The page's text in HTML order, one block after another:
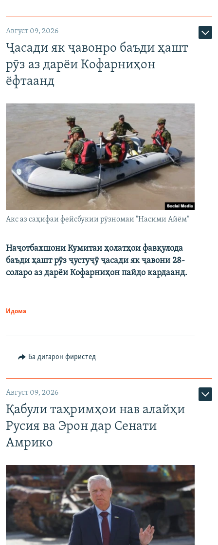
Август 09, 2026
Ҷасади як ҷавонро баъди ҳашт
рӯз аз дарёи Кофарниҳон
ёфтаанд
Акс аз саҳифаи фейсбукии рӯзномаи "Насими Айём"
Наҷотбахшони Кумитаи ҳолатҳои фавқулода
баъди ҳашт рӯз ҷустуҷӯ ҷасади як ҷавони 28-
соларо аз дарёи Кофарниҳон пайдо кардаанд.
Идома
Ба дигарон фиристед
Август 09, 2026
Қабули таҳримҳои нав алайҳи
Русия ва Эрон дар Сенати
Амрико